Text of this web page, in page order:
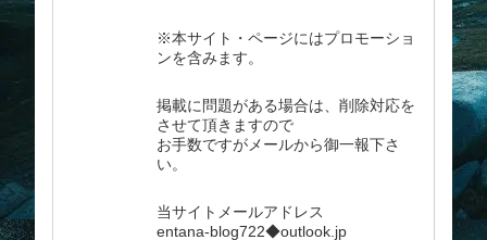
※本サイト・ページにはプロモーショ
ンを含みます。
掲載に問題がある場合は、削除対応を
させて頂きますので
お手数ですがメールから御一報下さ
い。
当サイトメールアドレス
entana-blog722◆outlook.jp